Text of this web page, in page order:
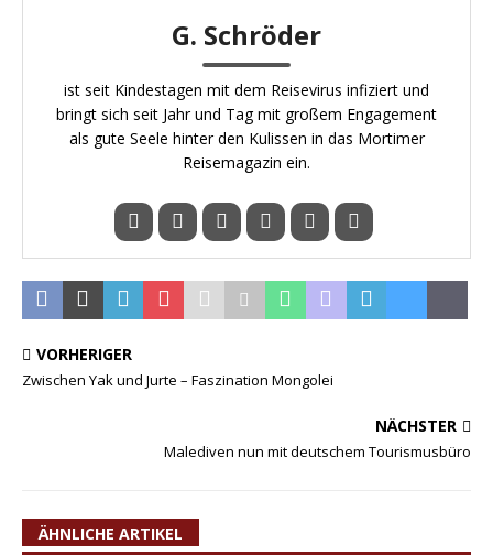
G. Schröder
ist seit Kindestagen mit dem Reisevirus infiziert und
bringt sich seit Jahr und Tag mit großem Engagement
als gute Seele hinter den Kulissen in das Mortimer
Reisemagazin ein.
VORHERIGER
Zwischen Yak und Jurte – Faszination Mongolei
NÄCHSTER
Malediven nun mit deutschem Tourismusbüro
ÄHNLICHE ARTIKEL